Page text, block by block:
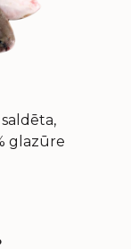
glazūre